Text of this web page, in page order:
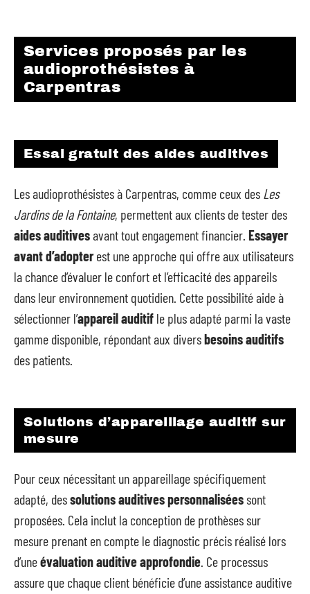
Services proposés par les
audioprothésistes à
Carpentras
Essai gratuit des aides auditives
Les audioprothésistes à Carpentras, comme ceux des Les
Jardins de la Fontaine, permettent aux clients de tester des
aides auditivesavant tout engagement financier. Essayer
avant d’adopterest une approche qui offre aux utilisateurs
la chance d’évaluer le confort et l’efficacité des appareils
dans leur environnement quotidien. Cette possibilité aide à
sélectionner l’appareil auditif le plus adapté parmi la vaste
gamme disponible, répondant aux diversbesoins auditifs
des patients.
Solutions d’appareillage auditif sur
mesure
Pour ceux nécessitant un appareillage spécifiquement
adapté, dessolutions auditives personnaliséessont
proposées. Cela inclut la conception de prothèses sur
mesure prenant en compte le diagnostic précis réalisé lors
d’uneévaluation auditive approfondie. Ce processus
assure que chaque client bénéficie d’une assistance auditive